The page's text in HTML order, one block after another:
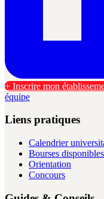
+ Inscrire mon
équipe
Liens pratiques
Calendrier
Bourses disponibles
Orientation
Concours